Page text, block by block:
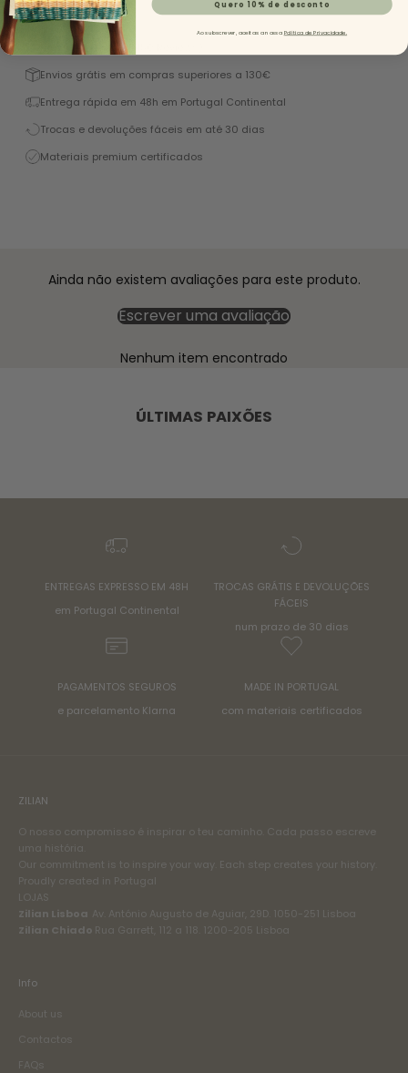
Descrição
Excelente 4,9/5 (+1450 Reviews)
Envios grátis em compras superiores a 130€
Entrega rápida em 48h em Portugal Continental
Trocas e devoluções fáceis em até 30 dias
Materiais premium certificados
Ainda não existem avaliações para este produto.
Escrever uma avaliação
Nenhum item encontrado
ÚLTIMAS PAIXÕES
ENTREGAS EXPRESSO EM 48H
em Portugal Continental
TROCAS GRÁTIS E DEVOLUÇÕES
FÁCEIS
num prazo de 30 dias
PAGAMENTOS SEGUROS
e parcelamento Klarna
MADE IN PORTUGAL
com materiais certificados
ZILIAN
O nosso compromisso é inspirar o teu caminho. Cada passo escreve
uma história.
Our commitment is to inspire your way. Each step creates your history.
Proudly created in Portugal
LOJAS
Zilian Lisboa Av. António Augusto de Aguiar, 29D. 1050-251 Lisboa
Zilian Chiado Rua Garrett, 112 a 118. 1200-205 Lisboa
Info
About us
Contactos
FAQs
Quero 10% de desconto
Ao subscrever, aceitas a nossa Política de Privacidade.